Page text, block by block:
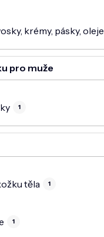
krémy, pásky, oleje
pro muže
1
těla 1
1